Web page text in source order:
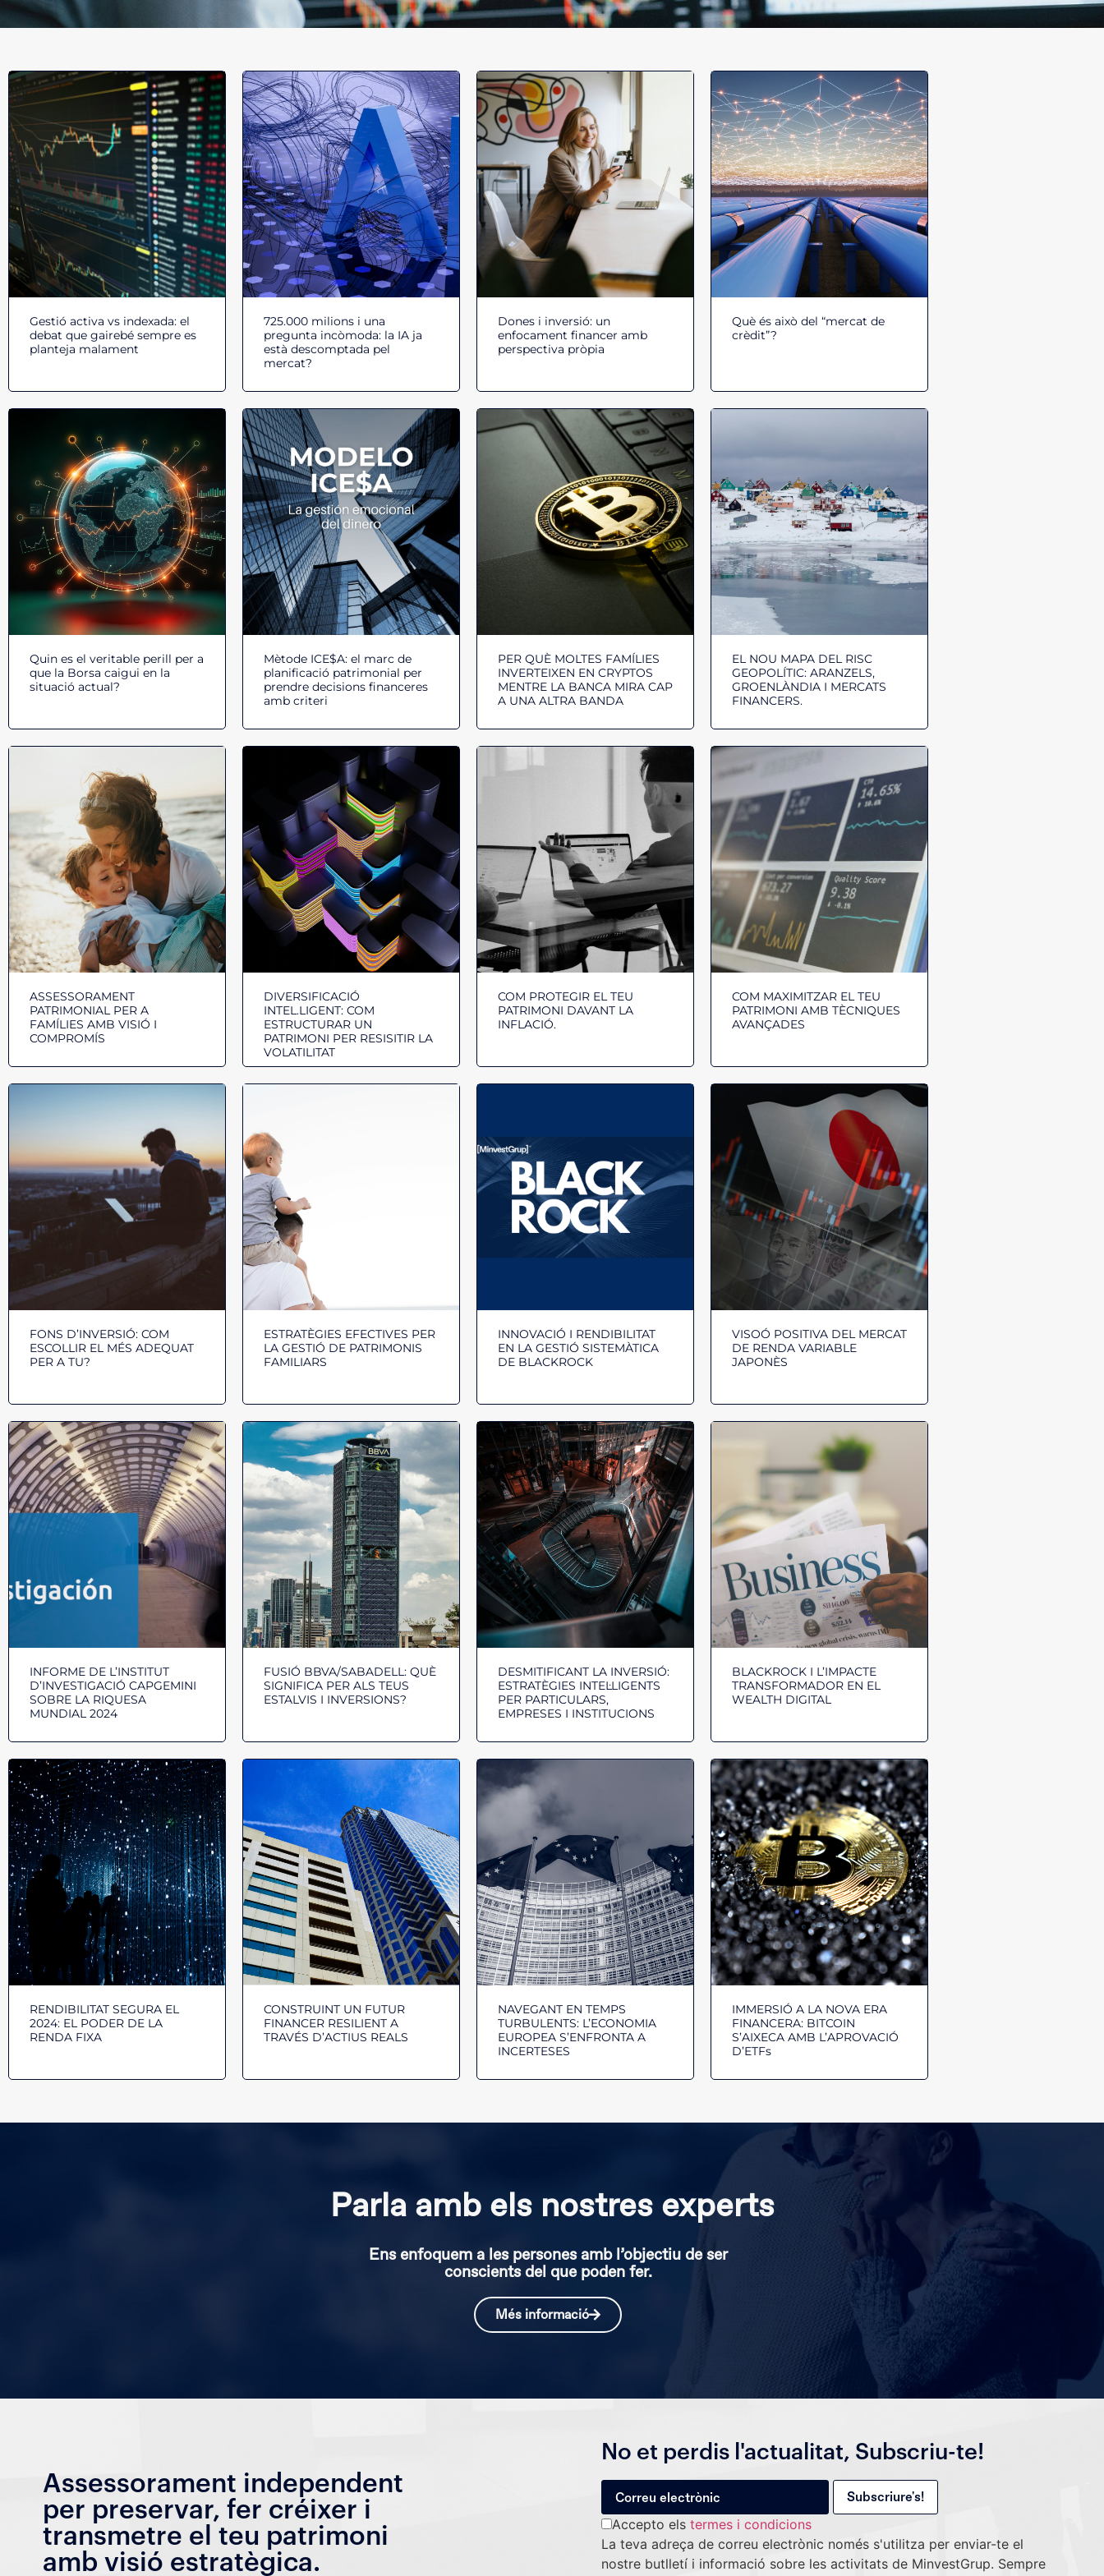
Gestió activa vs indexada: el
debat que gairebé sempre es
planteja malament
725.000 milions i una
pregunta incòmoda: la IA ja
està descomptada pel
mercat?
Dones i inversió: un
enfocament financer amb
perspectiva pròpia
Què és això del “mercat de
crèdit”?
Quin es el veritable perill per a
que la Borsa caigui en la
situació actual?
Mètode ICE$A: el marc de
planificació patrimonial per
prendre decisions financeres
amb criteri
PER QUÈ MOLTES FAMÍLIES
INVERTEIXEN EN CRYPTOS
MENTRE LA BANCA MIRA CAP
A UNA ALTRA BANDA
EL NOU MAPA DEL RISC
GEOPOLÍTIC: ARANZELS,
GROENLÀNDIA I MERCATS
FINANCERS.
ASSESSORAMENT
PATRIMONIAL PER A
FAMÍLIES AMB VISIÓ I
COMPROMÍS
DIVERSIFICACIÓ
INTEL.LIGENT: COM
ESTRUCTURAR UN
PATRIMONI PER RESISITIR LA
VOLATILITAT
COM PROTEGIR EL TEU
PATRIMONI DAVANT LA
INFLACIÓ.
COM MAXIMITZAR EL TEU
PATRIMONI AMB TÈCNIQUES
AVANÇADES
FONS D’INVERSIÓ: COM
ESCOLLIR EL MÉS ADEQUAT
PER A TU?
ESTRATÈGIES EFECTIVES PER
LA GESTIÓ DE PATRIMONIS
FAMILIARS
INNOVACIÓ I RENDIBILITAT
EN LA GESTIÓ SISTEMÀTICA
DE BLACKROCK
VISOÓ POSITIVA DEL MERCAT
DE RENDA VARIABLE
JAPONÈS
INFORME DE L’INSTITUT
D’INVESTIGACIÓ CAPGEMINI
SOBRE LA RIQUESA
MUNDIAL 2024
FUSIÓ BBVA/SABADELL: QUÈ
SIGNIFICA PER ALS TEUS
ESTALVIS I INVERSIONS?
DESMITIFICANT LA INVERSIÓ:
ESTRATÈGIES INTEL·LIGENTS
PER PARTICULARS,
EMPRESES I INSTITUCIONS
BLACKROCK I L’IMPACTE
TRANSFORMADOR EN EL
WEALTH DIGITAL
RENDIBILITAT SEGURA EL
2024: EL PODER DE LA
RENDA FIXA
CONSTRUINT UN FUTUR
FINANCER RESILIENT A
TRAVÉS D’ACTIUS REALS
NAVEGANT EN TEMPS
TURBULENTS: L’ECONOMIA
EUROPEA S’ENFRONTA A
INCERTESES
IMMERSIÓ A LA NOVA ERA
FINANCERA: BITCOIN
S’AIXECA AMB L’APROVACIÓ
D’ETFs
Parla amb els nostres experts
Ens enfoquem a les persones amb l’objectiu de ser
conscients del que poden fer.
Més informació
Assessorament independent
per preservar, fer créixer i
transmetre el teu patrimoni
amb visió estratègica.
No et perdis l'actualitat, Subscriu-te!
Accepto elstermes i condicions
La teva adreça de correu electrònic només s'utilitza per enviar-te el
nostre butlletí i informació sobre les activitats de MinvestGrup. Sempre